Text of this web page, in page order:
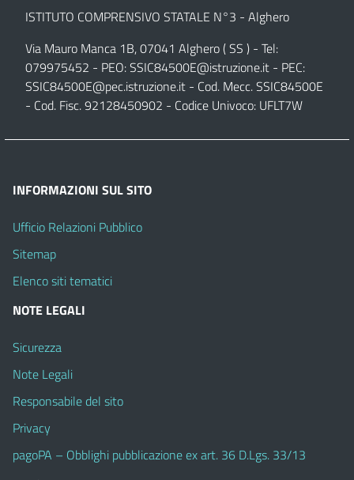
ISTITUTO COMPRENSIVO STATALE N°3 - Alghero
Via Mauro Manca 1B, 07041 Alghero ( SS ) - Tel:
079975452 - PEO:SSIC84500E@istruzione.it - PEC:
SSIC84500E@pec.istruzione.it - Cod. Mecc. SSIC84500E
- Cod. Fisc. 92128450902 - Codice Univoco: UFLT7W
INFORMAZIONI SUL SITO
Ufficio Relazioni Pubblico
Sitemap
Elenco siti tematici
NOTE LEGALI
Sicurezza
Note Legali
Responsabile del sito
Privacy
pagoPA – Obblighi pubblicazione ex art. 36 D.Lgs. 33/13